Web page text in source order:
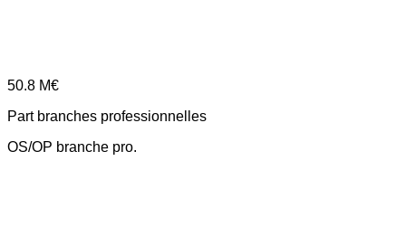
50.8 M€
Part branches professionnelles
OS/OP branche pro.